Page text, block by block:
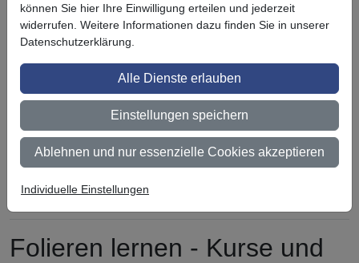
Persönliche Beratung und Betreuung
Keine Mindestbestellmenge
Ab 300 € Nettowarenwert versandkostenfrei (innerhalb
Deutschland)
Zertifiziert nach ISO 9001
Qualifizierter Fachhändler
Lagerware wird bei Bestellung bis 14 Uhr noch am selben
Folieren lernen - Kurse und
können Sie hier Ihre Einwilligung erteilen und jederzeit
widerrufen. Weitere Informationen dazu finden Sie in unserer
Datenschutzerklärung.
Alle Dienste erlauben
Einstellungen speichern
Ablehnen und nur essenzielle Cookies akzeptieren
Individuelle Einstellungen